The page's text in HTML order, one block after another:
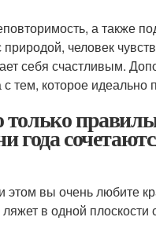
а также
человек
себя счастливым.
тем, которое идеально
года
вы очень любите
в одной